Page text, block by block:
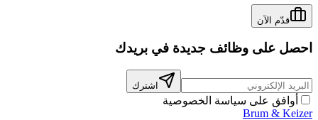
قدّم الآن
احصل على وظائف جديدة في بريدك
اشترك
أوافق على سياسة الخصوصية
Brum & Keizer